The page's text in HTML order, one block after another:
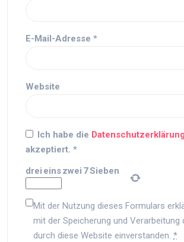
E-Mail-Adresse *
Website
Ich habe die Datenschutzerklärung
akzeptiert. *
drei einszwei 7Sieben
Mit der Nutzung dieses Formulars
mit der Speicherung und Verarbeitung
durch diese Website einverstanden. *